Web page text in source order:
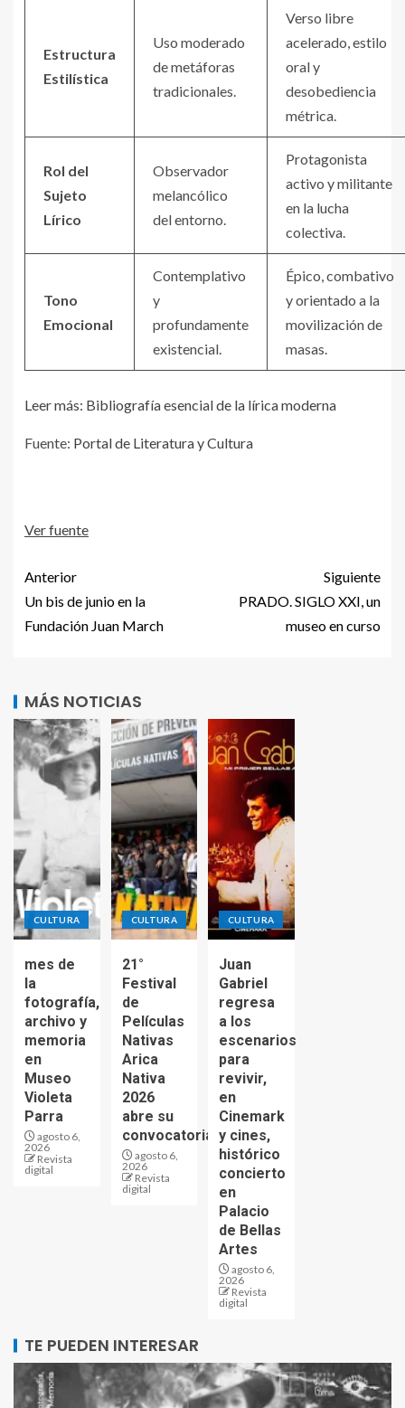
Estructura
Estilística
Uso moderado
de metáforas
tradicionales.
Verso libre
acelerado, estilo
oral y
desobediencia
métrica.
Rol del
Sujeto
Lírico
Observador
melancólico
del entorno.
Protagonista
activo y militante
en la lucha
colectiva.
Tono
Emocional
Contemplativo
y
profundamente
existencial.
Épico, combativo
y orientado a la
movilización de
masas.
Leer más: Bibliografía esencial de la lírica moderna
Fuente: Portal de Literatura y Cultura
Ver fuente
Anterior
Un bis de junio en la
Fundación Juan March
Siguiente
PRADO. SIGLO XXI, un
museo en curso
MÁS NOTICIAS
CULTURA
mes de
la
fotografía,
archivo y
memoria
en
Museo
Violeta
Parra
agosto 6,
2026
Revista
digital
CULTURA
21°
Festival
de
Películas
Nativas
Arica
Nativa
2026
abre su
convocatoria
agosto 6,
2026
Revista
digital
CULTURA
Juan
Gabriel
regresa
a los
escenarios
para
revivir,
en
Cinemark
y cines,
histórico
concierto
en
Palacio
de Bellas
Artes
agosto 6,
2026
Revista
digital
TE PUEDEN INTERESAR